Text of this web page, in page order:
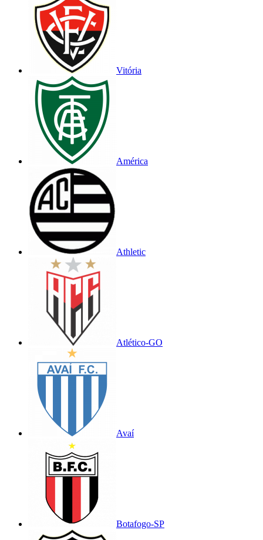
Vitória
América
Athletic
Atlético-GO
Avaí
Botafogo-SP